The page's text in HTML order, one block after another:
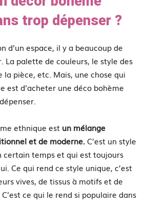
trop dépenser ?
d’un espace, il y a beaucoup de
La palette de couleurs, le style des
la pièce, etc. Mais, une chose qui
est d’acheter une déco bohème
ethnique est un mélange
et de moderne.C’est un style
certain temps et qui est toujours
Ce qui rend ce style unique, c’est
vives, de tissus à motifs et de
ce qui le rend si populaire dans